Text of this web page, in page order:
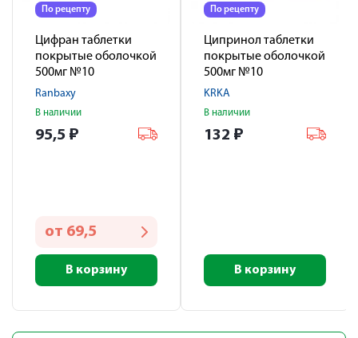
По рецепту
Цифран таблетки
покрытые оболочкой
500мг №10
Ranbaxy
В наличии
95,5 ₽
от 69,5
В корзину
По рецепту
Ципринол таблетки
покрытые оболочкой
500мг №10
KRKA
В наличии
132 ₽
В корзину